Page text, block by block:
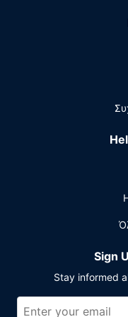
Στις σημαντικές
και ρεσεψιόν όλο το
ξενοδοχείο
μέτρα και
συνεδριάσεων.
Sign
Stay informed